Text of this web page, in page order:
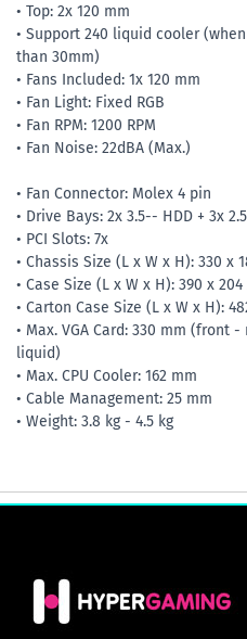
• Top: 2x 120 mm
• Support 240 liquid cooler
than 30mm)
• Fans Included: 1x 120 mm
• Fan Light: Fixed RGB
• Fan RPM: 1200 RPM
• Fan Noise: 22dBA (Max.)
• Fan Connector: Molex 4 pin
• Drive Bays: 2x 3.5-- HDD + 3x
• PCI Slots: 7x
• Chassis Size (L x W x H): 330 x
• Case Size (L x W x H): 390 x
• Carton Case Size (L x W x H):
• Max. VGA Card: 330 mm
liquid)
• Max. CPU Cooler: 162 mm
• Cable Management: 25 mm
• Weight: 3.8 kg - 4.5 kg